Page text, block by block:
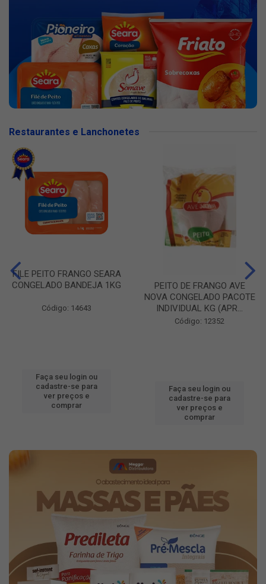
Restaurantes e Lanchonetes
FILE PEITO FRANGO SEARA
CONGELADO BANDEJA 1KG
Código: 14643
Faça seu login ou
cadastre-se para
ver preços e
comprar
PEITO DE FRANGO AVE
NOVA CONGELADO PACOTE
INDIVIDUAL KG (APR...
Código: 12352
Faça seu login ou
cadastre-se para
ver preços e
comprar